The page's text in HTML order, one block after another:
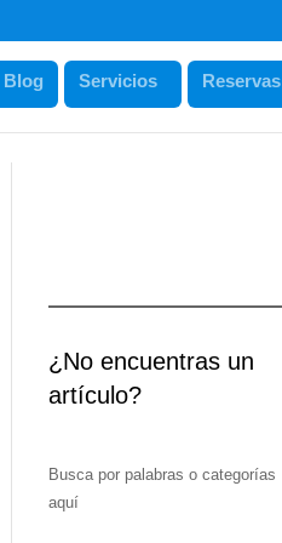
Blog Servicios Reservas
¿No encuentras un
artículo?
Busca por palabras o categorías
aquí